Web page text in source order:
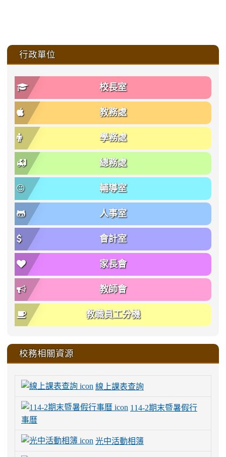
::: 行政單位
校長室
教務處
學務處
總務處
輔導室
人事室
會計室
家長會
教師會
教職員工分機
校務相關資源
線上課表查詢
114-2期末暨暑假行
事曆
光中活動相簿